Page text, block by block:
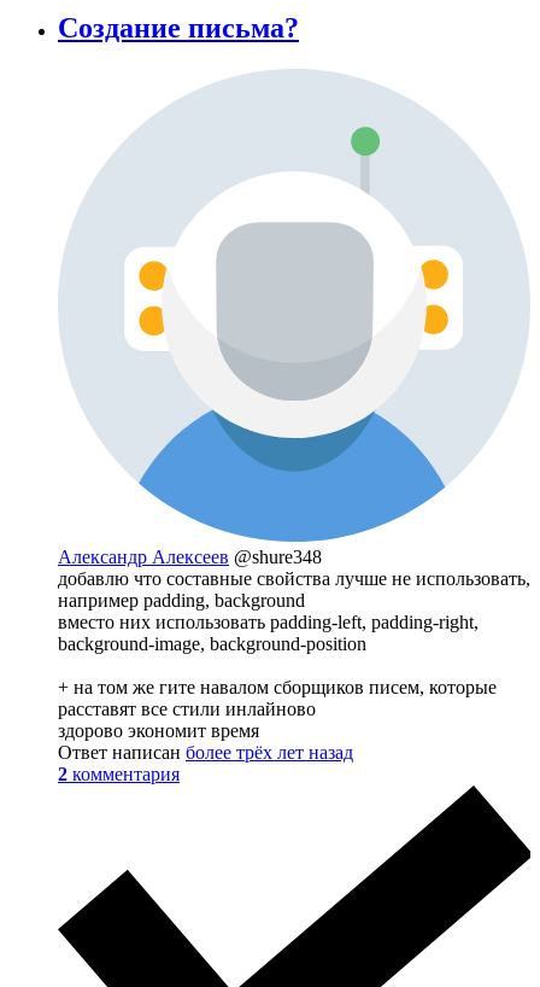
Cоздание письма?
Александр Алексеев @shure348
добавлю что составные свойства лучше не использовать,
например padding, background
вместо них использовать padding-left, padding-right,
background-image, background-position
+ на том же гите навалом сборщиков писем, которые
расставят все стили инлайново
здорово экономит время
Ответ написан более трёх лет назад
2 комментария